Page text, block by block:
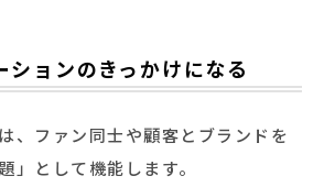
ョンのきっかけになる
、ファン同士や顧客とブランドを
」として機能します。